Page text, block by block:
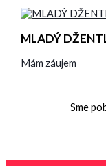
MLADÝ
Mám záujem
Sme